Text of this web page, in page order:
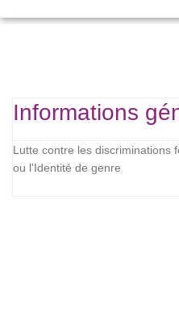
Informations
Lutte contre les discriminations
ou l'Identité de genre